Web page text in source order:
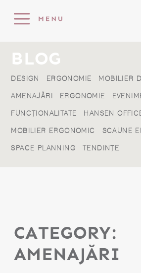
BLOG
DESIGN ERGONOMIE MOBILIER
AMENAJĂRI ERGONOMIE
FUNCȚIONALITATE HANSEN
MOBILIER ERGONOMIC SCAUNE
SPACE PLANNING TENDINȚE
CATEGORY:
AMENAJĂRI